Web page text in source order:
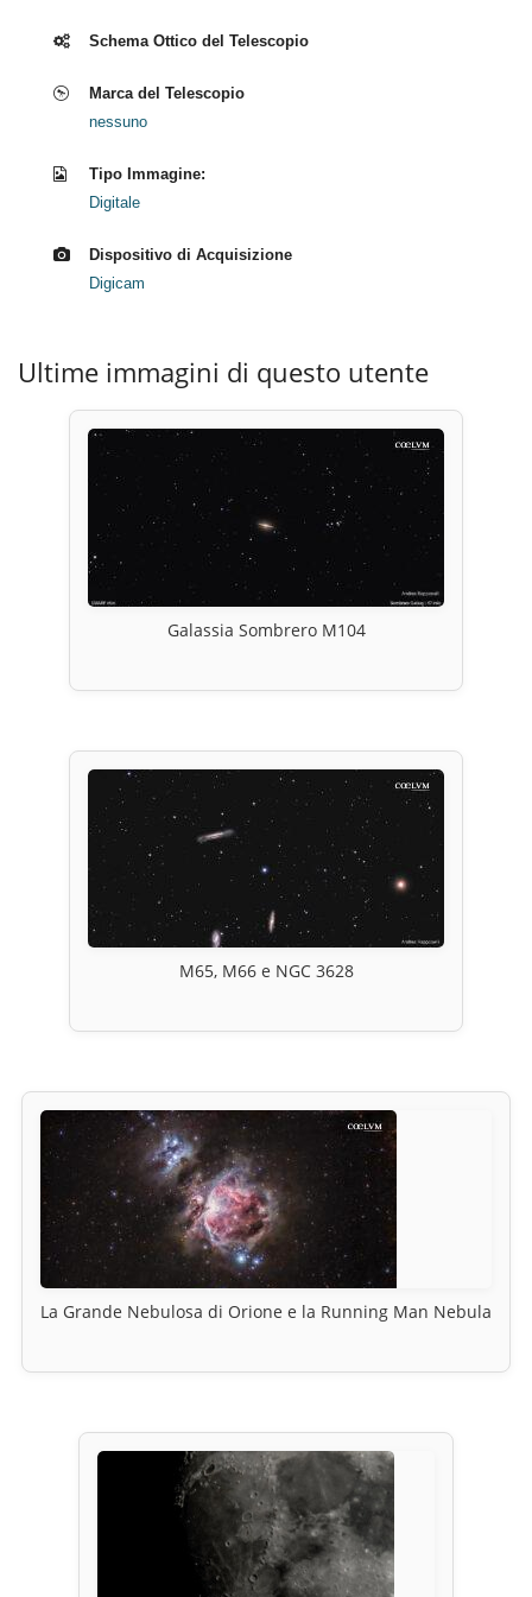
Schema Ottico del Telescopio
Marca del Telescopio
nessuno
Tipo Immagine:
Digitale
Dispositivo di Acquisizione
Digicam
Ultime immagini di questo utente
Galassia Sombrero M104
M65, M66 e NGC 3628
La Grande Nebulosa di Orione e la Running Man Nebula